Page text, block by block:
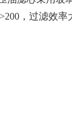
，过滤效率